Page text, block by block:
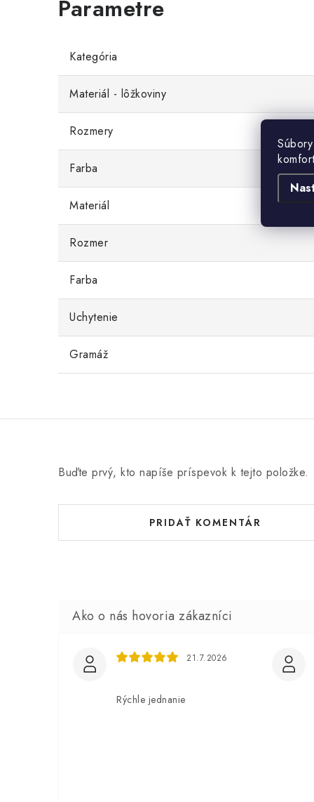
Kategória
Materiál - lôžkoviny
Rozmery
Farba
Materiál
Rozmer
Farba
Uchytenie
Gramáž
Buďte prvý, kto napíše príspevok k tejto položke.
PRIDAŤ KOMENTÁR
21.7.2026
Rýchle jednanie